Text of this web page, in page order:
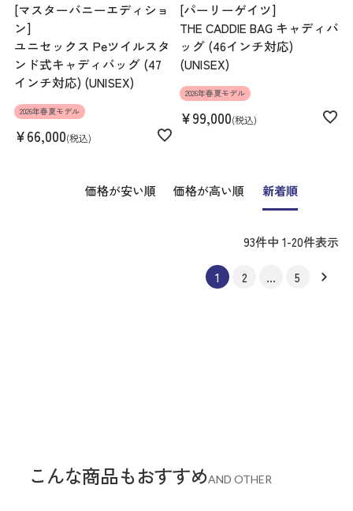
[マスターバニーエディショ
ン]
ユニセックス Peツイルスタ
ンド式キャディバッグ (47
インチ対応) (UNISEX)
2026年春夏モデル
¥66,000 税込
[パーリーゲイツ]
THE CADDIE BAG キャディバ
ッグ (46インチ対応)
(UNISEX)
2026年春夏モデル
¥99,000 税込
価格が安い順 価格が高い順 新着順
93件中 1-20件表示
1 2 … 5
こんな商品もおすすめAND OTHER